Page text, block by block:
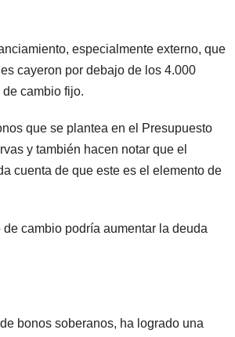
especialmente externo, que
cayeron por debajo de los 4.000
cambio fijo.
que se plantea en el Presupuesto
y también hacen notar que el
cuenta de que este es el elemento de
cambio podría aumentar la deuda
bonos soberanos, ha logrado una